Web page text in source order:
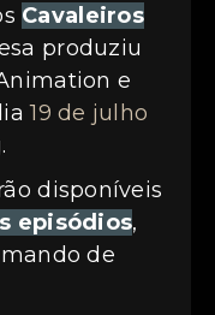
Cavaleiros
produziu
e
19 de julho
disponíveis
episódios,
de